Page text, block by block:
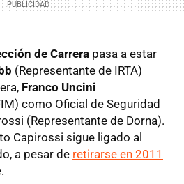
de Carrera pasa a estar
(Representante de IRTA)
Franco Uncini
como Oficial de Seguridad
(Representante de Dorna).
Capirossi sigue ligado al
a pesar de retirarse en 2011